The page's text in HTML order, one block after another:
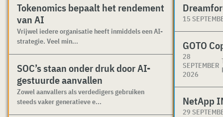
Tokenomics bepaalt het rendement
van AI
Vrijwel iedere organisatie heeft inmiddels een AI-
strategie. Veel min...
SOC’s staan onder druk door AI-
gestuurde aanvallen
Zowel aanvallers als verdedigers gebruiken
steeds vaker generatieve e...
15
GOTO
28
SEPTEMBER
2026
NetApp
29